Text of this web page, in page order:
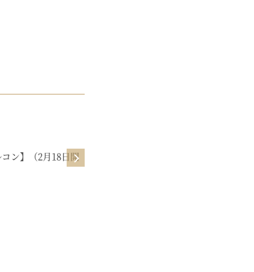
コン】（2月18日開